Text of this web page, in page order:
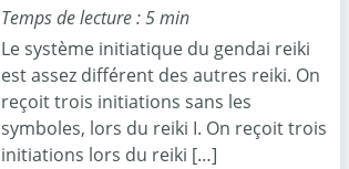
Temps de lecture : 5 min
Le système initiatique du gendai reiki
est assez différent des autres reiki. On
reçoit trois initiations sans les
symboles, lors du reiki I. On reçoit trois
initiations lors du reiki […]